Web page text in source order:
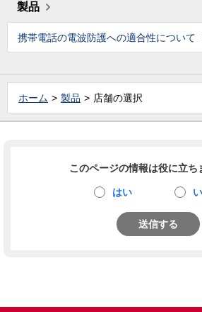
製品
携帯電話の電波防護への適合性について
ホーム 製品 店舗の選択
このページの情報は役に立ち
はい
送信する